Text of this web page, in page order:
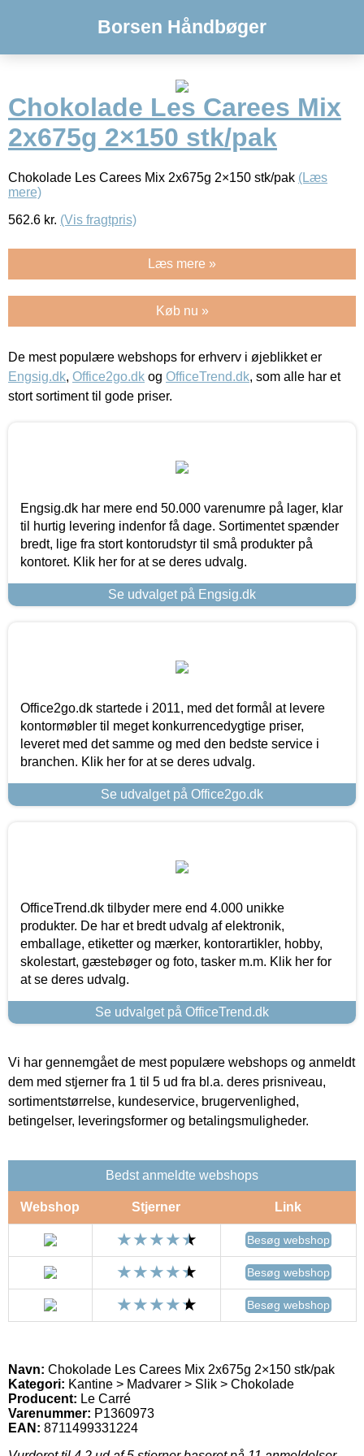
Borsen Håndbøger
Chokolade Les Carees Mix
2x675g 2×150 stk/pak
Chokolade Les Carees Mix 2x675g 2×150 stk/pak (Læs
mere)
562.6 kr. (Vis fragtpris)
Læs mere »
Køb nu »
De mest populære webshops for erhverv i øjeblikket er
Engsig.dk, Office2go.dk og OfficeTrend.dk, som alle har et
stort sortiment til gode priser.
Engsig.dk har mere end 50.000 varenumre på lager, klar
til hurtig levering indenfor få dage. Sortimentet spænder
bredt, lige fra stort kontorudstyr til små produkter på
kontoret. Klik her for at se deres udvalg.
Se udvalget på Engsig.dk
Office2go.dk startede i 2011, med det formål at levere
kontormøbler til meget konkurrencedygtige priser,
leveret med det samme og med den bedste service i
branchen. Klik her for at se deres udvalg.
Se udvalget på Office2go.dk
OfficeTrend.dk tilbyder mere end 4.000 unikke
produkter. De har et bredt udvalg af elektronik,
emballage, etiketter og mærker, kontorartikler, hobby,
skolestart, gæstebøger og foto, tasker m.m. Klik her for
at se deres udvalg.
Se udvalget på OfficeTrend.dk
Vi har gennemgået de mest populære webshops og anmeldt
dem med stjerner fra 1 til 5 ud fra bl.a. deres prisniveau,
sortimentstørrelse, kundeservice, brugervenlighed,
betingelser, leveringsformer og betalingsmuligheder.
Bedst anmeldte webshops
Webshop Stjerner Link
Besøg webshop
Besøg webshop
Besøg webshop
Navn: Chokolade Les Carees Mix 2x675g 2×150 stk/pak
Kategori: Kantine > Madvarer > Slik > Chokolade
Producent: Le Carré
Varenummer: P1360973
EAN: 8711499331224